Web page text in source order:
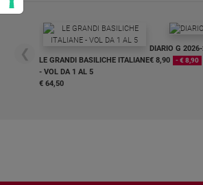
❮
LE GRANDI BASILICHE ITALIANE
- VOL DA 1 AL 5
€ 64,50
DIARIO G
€ 8,90
- € 8,90